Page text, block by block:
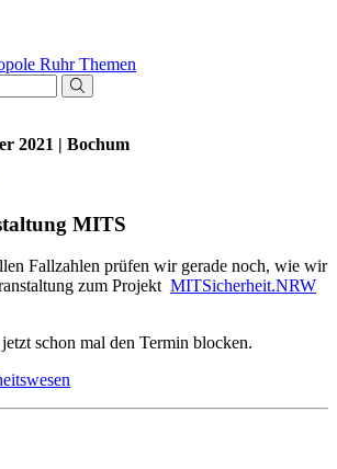
Ruhr Themen
2021 | Bochum
MITS
Fallzahlen prüfen wir gerade noch, wie wir
zum Projekt MITSicherheit.NRW
schon mal den Termin blocken.